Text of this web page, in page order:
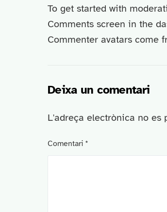
To get started with
Comments screen in the
Commenter avatars come
Deixa un comentari
L'adreça electrònica no es
Comentari *